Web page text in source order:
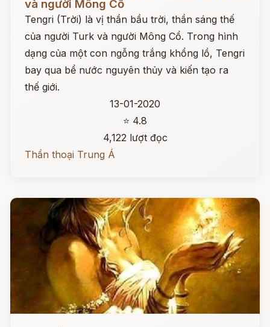
và người Mông Cổ
Tengri (Trời) là vị thần bầu trời, thần sáng thế
của người Turk và người Mông Cổ. Trong hình
dạng của một con ngỗng trắng khổng lồ, Tengri
bay qua bể nước nguyên thủy và kiến tạo ra
thế giới.
13-01-2020
⭐ 4.8
4,122 lượt đọc
Thần thoại Trung Á